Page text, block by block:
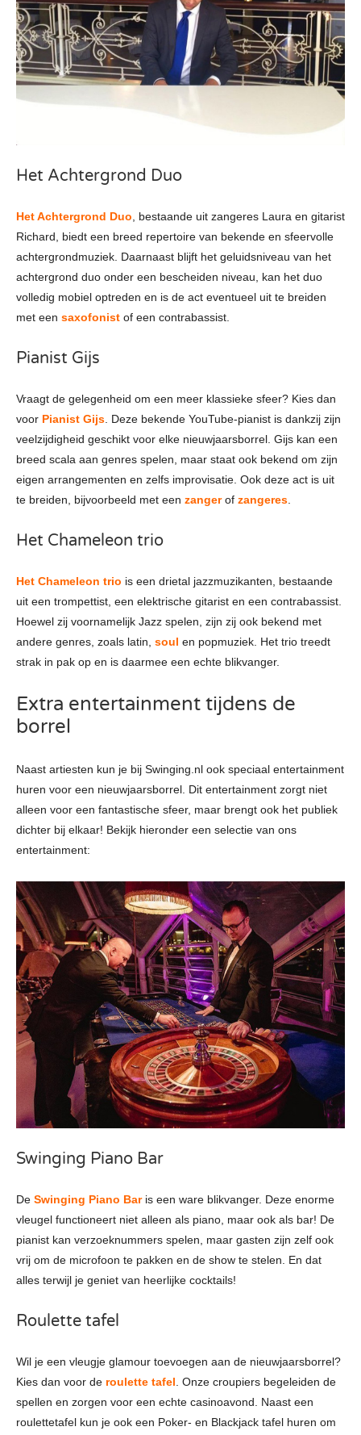
Het Achtergrond Duo
Het Achtergrond Duo, bestaande uit zangeres Laura en gitarist
Richard, biedt een breed repertoire van bekende en sfeervolle
achtergrondmuziek. Daarnaast blijft het geluidsniveau van het
achtergrond duo onder een bescheiden niveau, kan het duo
volledig mobiel optreden en is de act eventueel uit te breiden
met een saxofonist of een contrabassist.
Pianist Gijs
Vraagt de gelegenheid om een meer klassieke sfeer? Kies dan
voor Pianist Gijs. Deze bekende YouTube-pianist is dankzij zijn
veelzijdigheid geschikt voor elke nieuwjaarsborrel. Gijs kan een
breed scala aan genres spelen, maar staat ook bekend om zijn
eigen arrangementen en zelfs improvisatie. Ook deze act is uit
te breiden, bijvoorbeeld met een zangerof zangeres.
Het Chameleon trio
Het Chameleon trio is een drietal jazzmuzikanten, bestaande
uit een trompettist, een elektrische gitarist en een contrabassist.
Hoewel zij voornamelijk Jazz spelen, zijn zij ook bekend met
andere genres, zoals latin, soul en popmuziek. Het trio treedt
strak in pak op en is daarmee een echte blikvanger.
Extra entertainment tijdens de
borrel
Naast artiesten kun je bij Swinging.nl ook speciaal entertainment
huren voor een nieuwjaarsborrel. Dit entertainment zorgt niet
alleen voor een fantastische sfeer, maar brengt ook het publiek
dichter bij elkaar! Bekijk hieronder een selectie van ons
entertainment:
Swinging Piano Bar
De Swinging Piano Baris een ware blikvanger. Deze enorme
vleugel functioneert niet alleen als piano, maar ook als bar! De
pianist kan verzoeknummers spelen, maar gasten zijn zelf ook
vrij om de microfoon te pakken en de show te stelen. En dat
alles terwijl je geniet van heerlijke cocktails!
Roulette tafel
Wil je een vleugje glamour toevoegen aan de nieuwjaarsborrel?
Kies dan voor de roulette tafel . Onze croupiers begeleiden de
spellen en zorgen voor een echte casinoavond. Naast een
roulettetafel kun je ook een Poker- en Blackjack tafel huren om